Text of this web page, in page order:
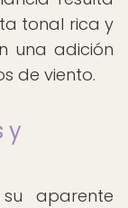
tonal rica y
una adición
de viento.
y
aparente